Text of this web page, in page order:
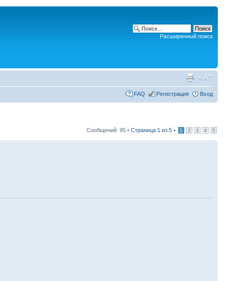
Расширенный поиск
FAQ Регистрация Вход
Сообщений: 95 • Страница 1 из 5 • 1 2 3 4 5